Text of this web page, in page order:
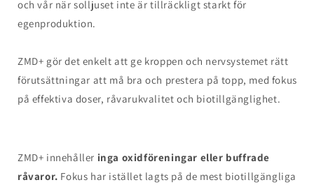
och vår när solljuset inte är tillräckligt starkt för
egenproduktion.
ZMD+ gör det enkelt att ge kroppen och nervsystemet rätt
förutsättningar att må bra och prestera på topp, med fokus
på effektiva doser, råvarukvalitet och biotillgänglighet.
ZMD+ innehåller inga oxidföreningar eller buffrade
råvaror. Fokus har istället lagts på de mest biotillgängliga